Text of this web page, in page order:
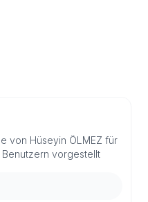
von Hüseyin ÖLMEZ für
vorgestellt